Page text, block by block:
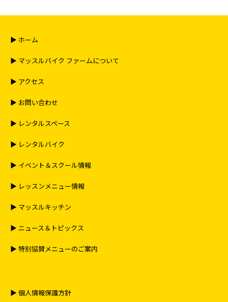
▶︎ ホーム
▶︎ マッスルバイク ファームについて
▶︎ アクセス
▶︎ お問い合わせ
▶︎ レンタルスペース
▶︎ レンタルバイク
▶︎ イベント＆スクール情報
▶︎ レッスンメニュー情報
▶︎ マッスルキッチン
▶︎ ニュース＆トピックス
▶︎ 特別協賛メニューのご案内
▶︎ 個人情報保護方針